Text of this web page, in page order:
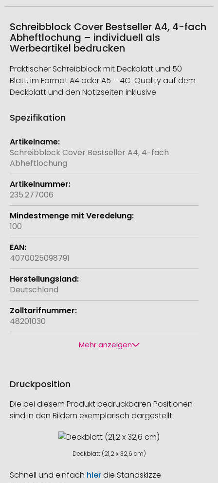
Schreibblock Cover Bestseller A4, 4-fach
Abheftlochung – individuell als
Werbeartikel bedrucken
Praktischer Schreibblock mit Deckblatt und 50
Blatt, im Format A4 oder A5 – 4C-Quality auf dem
Deckblatt und den Notizseiten inklusive
Spezifikation
Weitere
Informationen
Schreibblock Cover Bestseller A4, 4-fach
Abheftlochung
235.277006
100
4070025098791
Deutschland
48201030
Mehr anzeigen
Druckposition
Die bei diesem Produkt bedruckbaren Positionen
sind in den Bildern exemplarisch dargestellt.
Deckblatt (21,2 x 32,6 cm)
Schnell und einfach hierdie Standskizze